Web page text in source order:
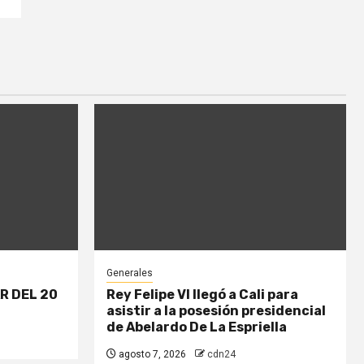
DEL 20
Generales
Rey Felipe VI llegó a Cali para
asistir a la posesión presidencial
de Abelardo De La Espriella
agosto 7, 2026 cdn24